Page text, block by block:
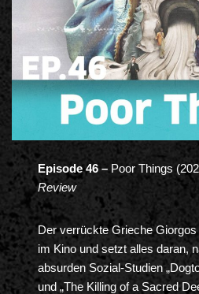
Episode 46 – Poor Things
Review
Der verrückte Grieche
im Kino und setzt alles daran,
absurden Sozial-Studien
und „The Killing of a Sacred